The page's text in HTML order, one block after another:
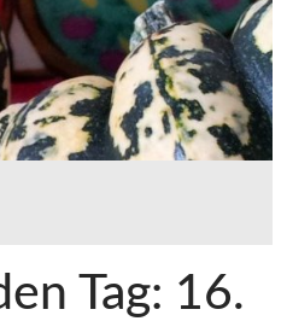
Tag: 16.